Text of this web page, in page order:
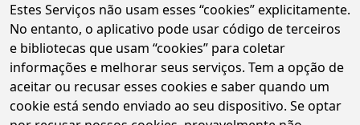
Estes Serviços não usam esses “cookies” explicitamente.
No entanto, o aplicativo pode usar código de terceiros
e bibliotecas que usam “cookies” para coletar
informações e melhorar seus serviços. Tem a opção de
aceitar ou recusar esses cookies e saber quando um
cookie está sendo enviado ao seu dispositivo. Se optar